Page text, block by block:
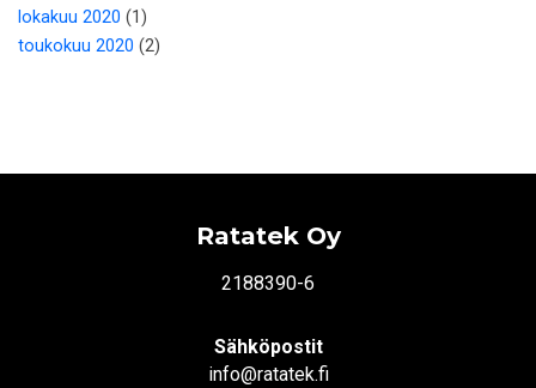
lokakuu 2020 (1)
toukokuu 2020 (2)
Ratatek Oy
2188390-6
Sähköpostit
info@ratatek.fi